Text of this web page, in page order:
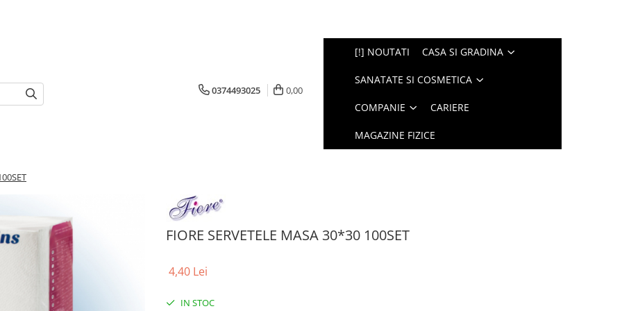
0374493025 0,00
[!] NOUTATI CASA SI GRADINA
SANATATE SI COSMETICA
COMPANIE CARIERE
MAGAZINE FIZICE
FIORE SERVETELE MASA 30*30 100SET
4,40 Lei
IN STOC